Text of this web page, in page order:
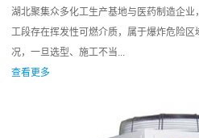
湖北聚集众多化工生产基地与医药制造企
工段存在挥发性可燃介质，属于爆炸危险
况，一旦选型、施工不当...
查看更多